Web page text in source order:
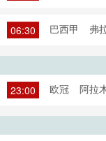
06:30 巴西甲 弗
23:00
欧冠 阿拉